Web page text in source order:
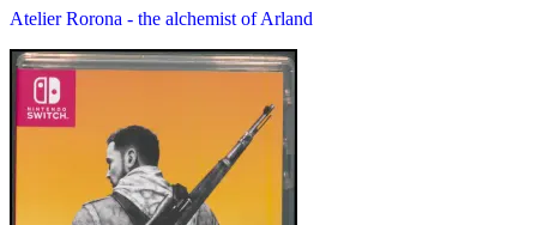
Atelier Rorona - the alchemist of Arland